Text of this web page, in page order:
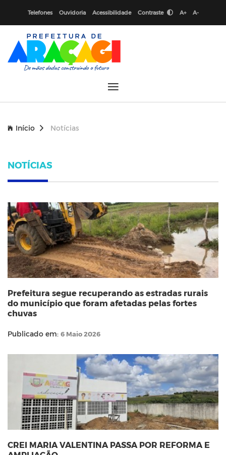
Telefones Ouvidoria Acessibilidade Contraste A+ A-
Início Notícias
NOTÍCIAS
Prefeitura segue recuperando as estradas rurais
do município que foram afetadas pelas fortes
chuvas
Publicado em: 6 Maio 2026
CREI MARIA VALENTINA PASSA POR REFORMA E